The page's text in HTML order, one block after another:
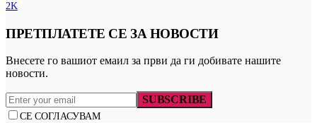
2K
ПРЕТПЛАТЕТЕ СЕ ЗА НОВОСТИ
Внесете го вашиот емаил за први да ги добивате нашите
новости.
SUBSCRIBE
СЕ СОГЛАСУВАМ